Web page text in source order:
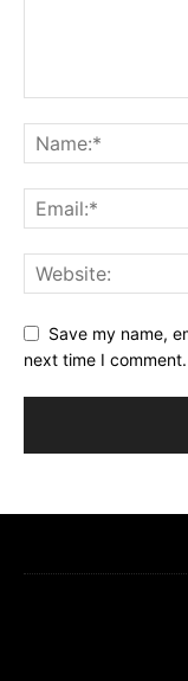
Save my name,
next time I comment.